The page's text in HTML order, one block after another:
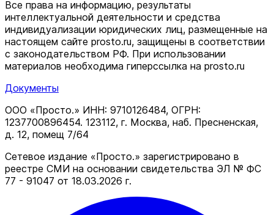
Все права на информацию, результаты
интеллектуальной деятельности и средства
индивидуализации юридических лиц, размещенные на
настоящем сайте prosto.ru, защищены в соответствии
c законодательством РФ. При использовании
материалов необходима гиперссылка на prosto.ru
Документы
ООО «Просто.» ИНН: 9710126484, ОГРН:
1237700896454. 123112, г. Москва, наб. Пресненская,
д. 12, помещ 7/64
Сетевое издание «Просто.» зарегистрировано в
реестре СМИ на основании свидетельства ЭЛ № ФС
77 - 91047 от 18.03.2026 г.